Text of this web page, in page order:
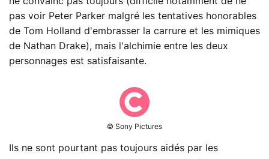
pas voir Peter Parker malgré les tentatives honorables
de Tom Holland d'embrasser la carrure et les mimiques
de Nathan Drake), mais l'alchimie entre les deux
personnages est satisfaisante.
© Sony Pictures
Ils ne sont pourtant pas toujours aidés par les